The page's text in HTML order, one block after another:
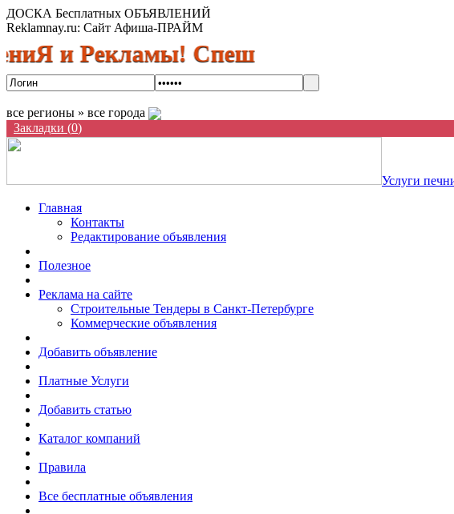
ДОСКА Бесплатных ОБЪЯВЛЕНИЙ
Reklamnay.ru: Сайт Афиша-ПРАЙМ
и Рекламы! Спешите разместить
все регионы » все города
Закладки (0)
Услуги
Главная
Контакты
Редактирование объявления
Полезное
Реклама на сайте
Строительные Тендеры в Санкт-Петербурге
Коммерческие объявления
Добавить объявление
Платные Услуги
Добавить статью
Каталог компаний
Правила
Все бесплатные объявления